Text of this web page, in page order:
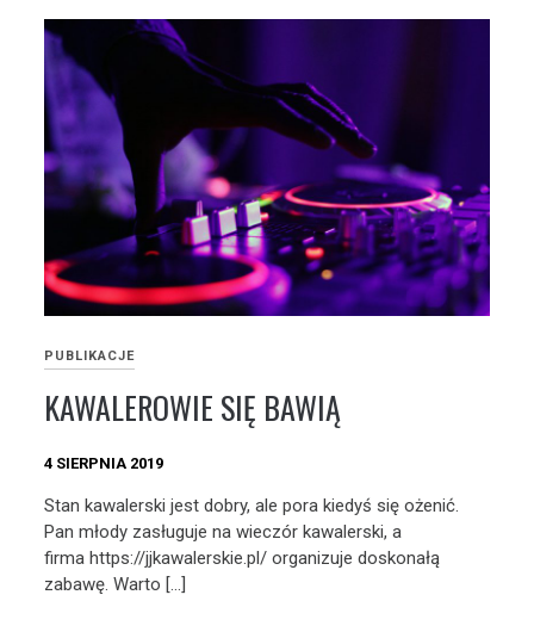
PUBLIKACJE
KAWALEROWIE SIĘ BAWIĄ
4 SIERPNIA 2019
Stan kawalerski jest dobry, ale pora kiedyś się ożenić.
Pan młody zasługuje na wieczór kawalerski, a
firma https://jjkawalerskie.pl/ organizuje doskonałą
zabawę. Warto […]